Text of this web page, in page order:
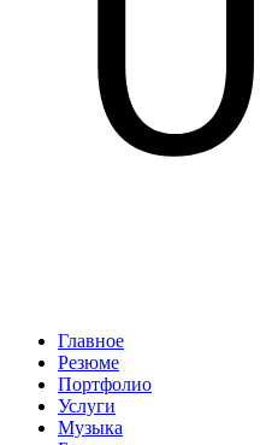
Главное
Резюме
Портфолио
Услуги
Музыка